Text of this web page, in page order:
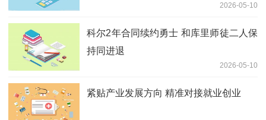
2026-05-10
科尔2年合同续约勇士 和库里师徒二人保
持同进退
2026-05-10
紧贴产业发展方向 精准对接就业创业